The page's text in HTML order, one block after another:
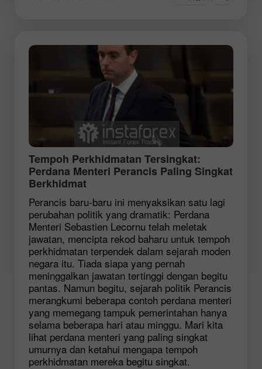
Tempoh Perkhidmatan Tersingkat:
Perdana Menteri Perancis Paling Singkat
Berkhidmat
Perancis baru-baru ini menyaksikan satu lagi
perubahan politik yang dramatik: Perdana
Menteri Sebastien Lecornu telah meletak
jawatan, mencipta rekod baharu untuk tempoh
perkhidmatan terpendek dalam sejarah moden
negara itu. Tiada siapa yang pernah
meninggalkan jawatan tertinggi dengan begitu
pantas. Namun begitu, sejarah politik Perancis
merangkumi beberapa contoh perdana menteri
yang memegang tampuk pemerintahan hanya
selama beberapa hari atau minggu. Mari kita
lihat perdana menteri yang paling singkat
umurnya dan ketahui mengapa tempoh
perkhidmatan mereka begitu singkat.